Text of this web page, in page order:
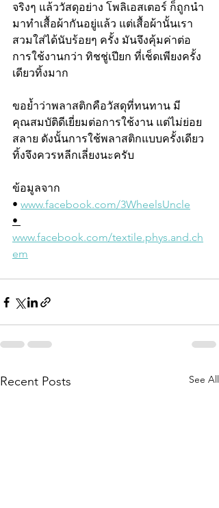
จริงๆ แล้ววัสดุอย่าง โพลิเอสเตอร์ ก็ถูกนำ
มาทำเสื้อผ้ากันอยู่แล้ว แต่เสื้อผ้านั้นเรา
สวมใส่ได้นับร้อยๆ ครั้ง มันจึงคุ้มค่าต่อ
การใช้งานกว่า ทิชชู่เปียก ที่เช็ดเพียงครั้ง
เดียวทิ้งมาก
ขอย้ำว่าพลาสติกคือวัสดุที่ทนทาน มี
คุณสมบัติดีเยี่ยมต่อการใช้งาน แต่ไม่ย่อย
สลาย ดังนั้นการใช้พลาสติกแบบครั้งเดียว
ทิ้งจึงควรหลีกเลี่ยงนะครับ
ข้อมูลจาก
• www.facebook.com/3WheelsUncle
•
www.facebook.com/textile.phys.and.ch
em
Recent Posts See All